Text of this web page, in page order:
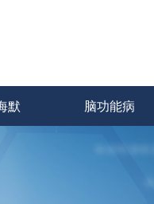
默 脑功能病